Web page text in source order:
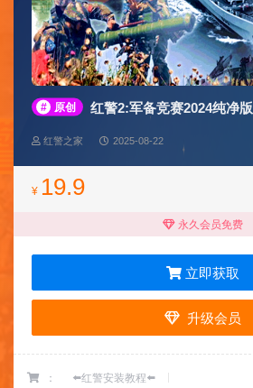
# 原创 红警2:军备竞赛2024纯净版
红警之家 2025-08-22
¥ 19.9
永久会员免费
立即获取
升级会员
： ⬅️红警安装教程⬅️